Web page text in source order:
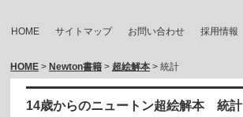
HOME サイトマップ お問い合わせ 採用情報
HOME> Newton書籍> 超絵解本> 統計
14歳からのニュートン超絵解本 統計